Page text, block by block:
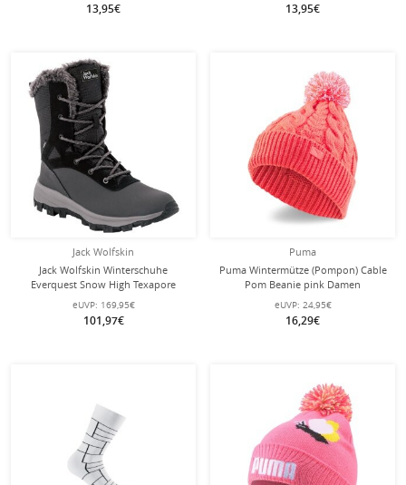
13,95€ 13,95€
Jack Wolfskin
Jack Wolfskin Winterschuhe
Everquest Snow High Texapore
(warm, wasserdicht, PFC-Frei)
schwarz Damen
eUVP: 169,95€
101,97€
Puma
Puma Wintermütze (Pompon) Cable
Pom Beanie pink Damen
eUVP: 24,95€
16,29€